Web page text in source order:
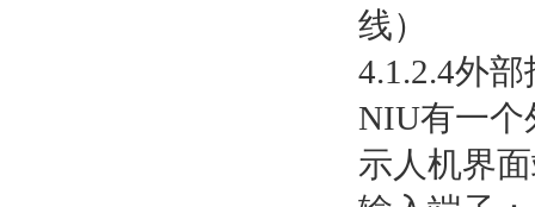
线）
4.1.2.4外
NIU有一个
示人机界